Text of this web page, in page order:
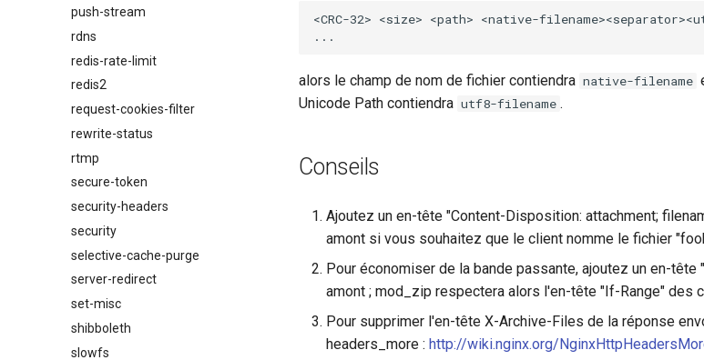
push-stream
rdns
redis-rate-limit
redis2
request-cookies-filter
rewrite-status
rtmp
secure-token
security-headers
security
selective-cache-purge
server-redirect
set-misc
shibboleth
slowfs
<CRC-32> <size> <path> <native-
alors le champ de nom de fichier contiendra native-filename
Unicode Path contiendra utf8-filename .
Conseils
Ajoutez un en-tête "Content-Disposition: attachment;
amont si vous souhaitez que le client nomme le fichier
Pour économiser de la bande passante, ajoutez un en-
amont ; mod_zip respectera alors l'en-tête "If-Range" des
Pour supprimer l'en-tête X-Archive-Files de la réponse
headers_more : http://wiki.nginx.org/